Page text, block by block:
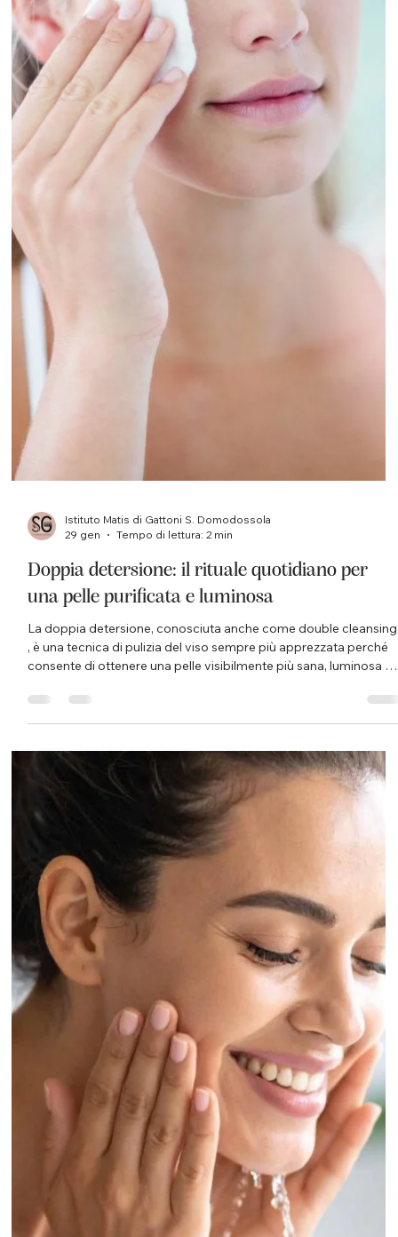
Istituto Matis di Gattoni S. Domodossola
Tempo di lettura: 2 min
Trucco occhi intenso: come valorizzare e
detergere lo sguardo
Nei primi mesi del 2026 il trucco occhi diventa protagonista
assoluto. Smokey eyes intensi e colorati, eyeliner grafici e
mascara decisi definiscono uno sguardo espressivo, creativo e
sempre più personalizzato. La tendenza è chiara: dare spazio
all’immaginazione e concentrare tutta l’attenzione sugli occhi,
trasformandoli nel vero punto focale del make-up. Per
zona occhi con prodotti specifici e adeguati, in grado d